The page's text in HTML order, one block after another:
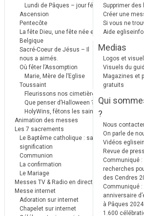
Lundi de Pâques – jour férié
Ascension
Pentecôte
La fête Dieu, une fête née en
Belgique
Sacré-Coeur de Jésus – Il
nous a aimés.
Où fêter l’Assomption
Marie, Mère de l’Eglise
Toussaint
Fleurissons nos cimetières
Que penser d’Halloween ?
HolyWins, fêtons les saints !
Animation des messes
Les 7 sacrements
Le Baptême catholique : sa
signification
Communion
La confirmation
Le Mariage
Messes TV & Radio en direct
Messe internet
Adoration sur internet
Chapelet sur internet
Supprimer des
Créer une
Si vous ne
Aide egliseinfo
Medias
Logos et
Visuels du
Magazines et
gratuits
Qui
?
Nous
On parle de
Vidéos
Revue de
Communiqué :
recherches
des Cendres
Communiqué
anniversaire
à Pâques 2024
1.600